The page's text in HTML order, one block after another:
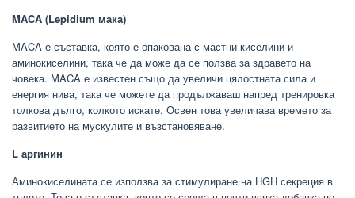
MACA (Lepidium мака)
MACA е съставка, която е опакована с мастни киселини и
аминокиселини, така че да може да се ползва за здравето на
човека. MACA е известен също да увеличи цялостната сила и
енергия нива, така че можете да продължаваш напред тренировка
толкова дълго, колкото искате. Освен това увеличава времето за
развитието на мускулите и възстановяване.
L аргинин
Аминокиселината се използва за стимулиране на HGH секреция в